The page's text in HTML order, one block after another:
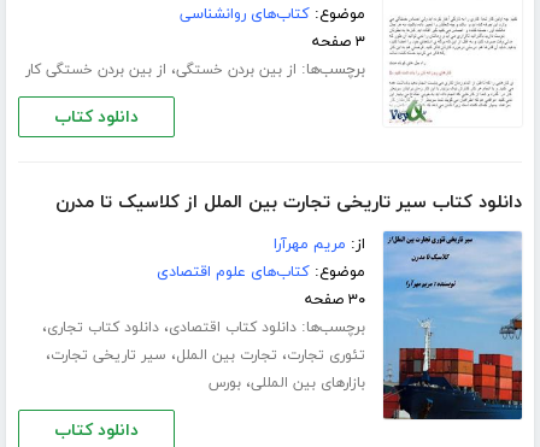
موضوع:کتاب‌های روانشناسی
۳ صفحه
برچسب‌ها: از بین بردن خستگی، از بین بردن خستگی کار
دانلود کتاب
دانلود کتاب سیر تاریخی تجارت بین الملل از کلاسیک تا مدرن
از: مریم مهرآرا
موضوع:کتاب‌های علوم اقتصادی
۳۰ صفحه
برچسب‌ها:دانلود کتاب اقتصادی،دانلود کتاب تجاری،
تئوری تجارت، تجارت بین الملل، سیر تاریخی تجارت،
بازارهای بین المللی،بورس
دانلود کتاب